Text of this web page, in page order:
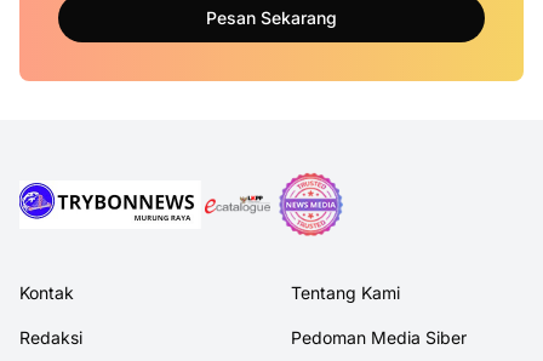
Pesan Sekarang
Kontak Tentang Kami
Redaksi Pedoman Media Siber